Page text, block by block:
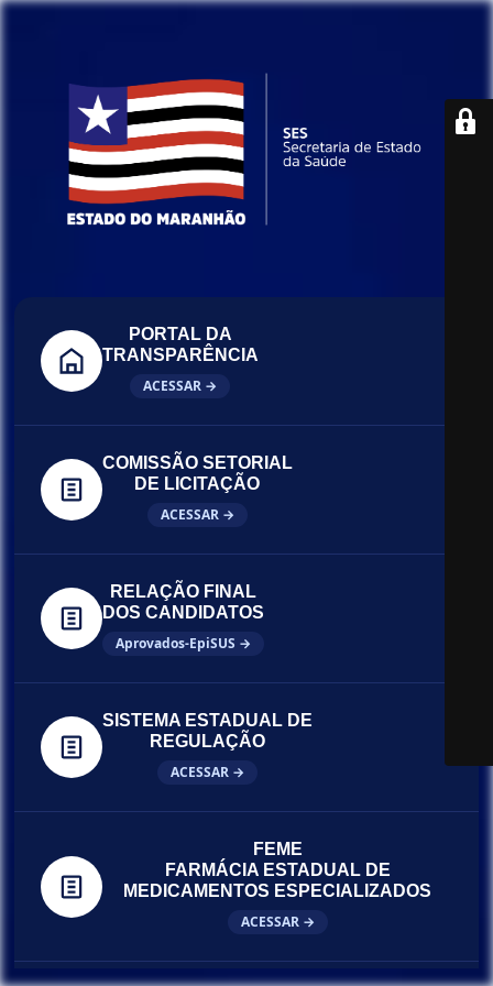
PORTAL DA
TRANSPARÊNCIA
ACESSAR →
COMISSÃO SETORIAL
DE LICITAÇÃO
ACESSAR →
RELAÇÃO FINAL
DOS CANDIDATOS
Aprovados-EpiSUS →
SISTEMA ESTADUAL DE
REGULAÇÃO
ACESSAR →
FEME
FARMÁCIA ESTADUAL DE
MEDICAMENTOS ESPECIALIZADOS
ACESSAR →